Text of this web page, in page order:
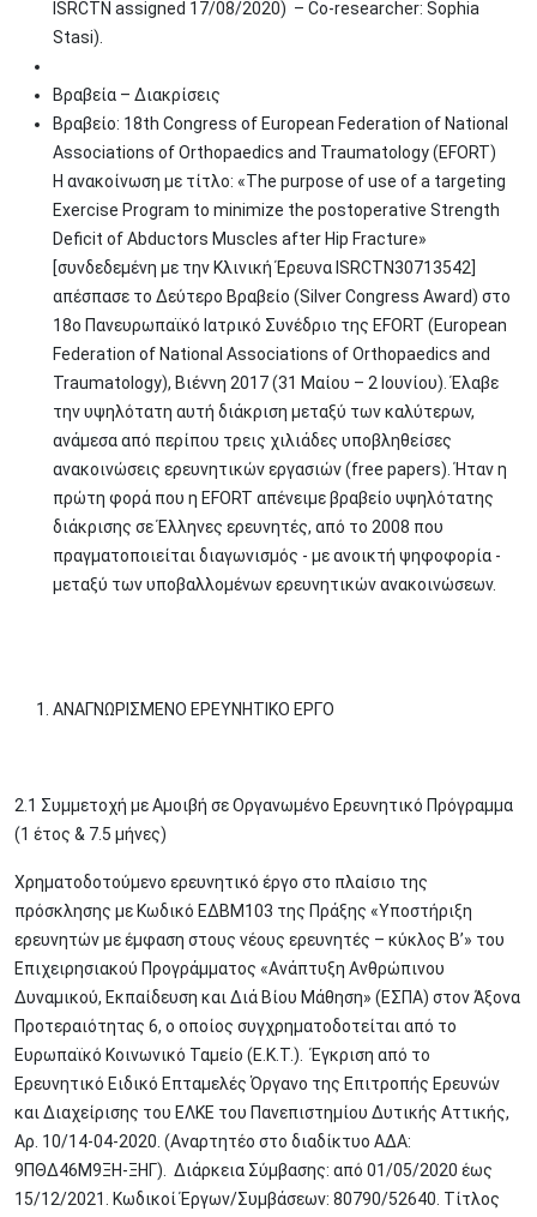
ISRCTN assigned 17/08/2020) – Co-researcher: Sophia
Stasi).
Βραβεία – Διακρίσεις
Βραβείο: 18th Congress of European Federation of National
Associations of Orthopaedics and Traumatology (EFORT)
Η ανακοίνωση με τίτλο: «The purpose of use of a targeting
Exercise Program to minimize the postoperative Strength
Deficit of Abductors Muscles after Hip Fracture»
[συνδεδεμένη με την Κλινική Έρευνα ISRCTN30713542]
απέσπασε το Δεύτερο Βραβείο (Silver Congress Award) στο
18ο Πανευρωπαϊκό Ιατρικό Συνέδριο της EFORT (European
Federation of National Associations of Orthopaedics and
Traumatology), Βιέννη 2017 (31 Μαίου – 2 Ιουνίου). Έλαβε
την υψηλότατη αυτή διάκριση μεταξύ των καλύτερων,
ανάμεσα από περίπου τρεις χιλιάδες υποβληθείσες
ανακοινώσεις ερευνητικών εργασιών (free papers). Ήταν η
πρώτη φορά που η EFORT απένειμε βραβείο υψηλότατης
διάκρισης σε Έλληνες ερευνητές, από το 2008 που
πραγματοποιείται διαγωνισμός - με ανοικτή ψηφοφορία -
μεταξύ των υποβαλλομένων ερευνητικών ανακοινώσεων.
ΑΝΑΓΝΩΡΙΣΜΕΝΟ ΕΡΕΥΝΗΤΙΚΟ ΕΡΓΟ
2.1 Συμμετοχή με Αμοιβή σε Οργανωμένο Ερευνητικό Πρόγραμμα
(1 έτος & 7.5 μήνες)
Χρηματοδοτούμενο ερευνητικό έργο στο πλαίσιο της
πρόσκλησης με Κωδικό ΕΔΒΜ103 της Πράξης «Υποστήριξη
ερευνητών με έμφαση στους νέους ερευνητές – κύκλος Β’» του
Επιχειρησιακού Προγράμματος «Ανάπτυξη Ανθρώπινου
Δυναμικού, Εκπαίδευση και Διά Βίου Μάθηση» (ΕΣΠΑ) στον Άξονα
Προτεραιότητας 6, ο οποίος συγχρηματοδοτείται από το
Ευρωπαϊκό Κοινωνικό Ταμείο (Ε.Κ.Τ.). Έγκριση από το
Ερευνητικό Ειδικό Επταμελές Όργανο της Επιτροπής Ερευνών
και Διαχείρισης του ΕΛΚΕ του Πανεπιστημίου Δυτικής Αττικής,
Αρ. 10/14-04-2020. (Αναρτητέο στο διαδίκτυο ΑΔΑ:
9ΠΘΔ46Μ9ΞΗ-ΞΗΓ). Διάρκεια Σύμβασης: από 01/05/2020 έως
15/12/2021. Κωδικοί Έργων/Συμβάσεων: 80790/52640. Τίτλος